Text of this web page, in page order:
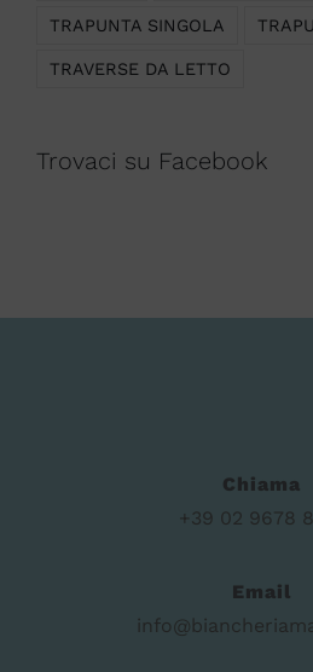
TRAPUNTA SINGOLA
TRAVERSE DA LETTO
Trovaci su Facebook
Chiama
+39 02 9678
Email